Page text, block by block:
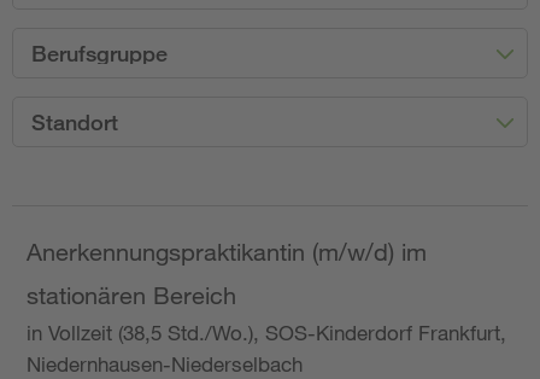
Berufsgruppe
Standort
Anerkennungspraktikantin (m/w/d) im
stationären Bereich
in Vollzeit (38,5 Std./Wo.), SOS-Kinderdorf Frankfurt,
Niedernhausen-Niederselbach